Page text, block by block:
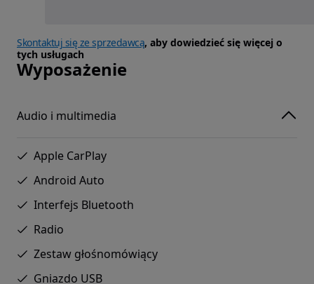
Skontaktuj się ze sprzedawcą, aby dowiedzieć się więcej o
tych usługach
Wyposażenie
Audio i multimedia
Apple CarPlay
Android Auto
Interfejs Bluetooth
Radio
Zestaw głośnomówiący
Gniazdo USB